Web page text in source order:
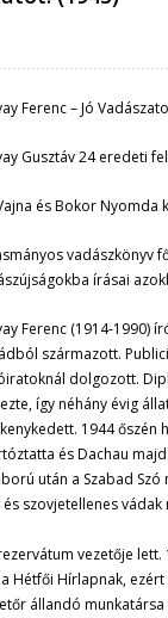
Ferenc – Jó
Gusztáv 24 eredeti
és Bokor Nyomda
vadászkönyv
írásai
Ferenc (1914-1990)
származott.
dolgozott.
így néhány évig
1944 őszén
és Dachau
után a Szabad
szovjetellenes
vezetője
Hétfői Hírlapnak,
állandó